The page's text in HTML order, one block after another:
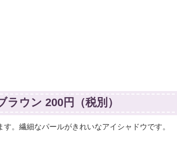
ウン 200円（税別）
。繊細なパールがきれいなアイシャドウです。